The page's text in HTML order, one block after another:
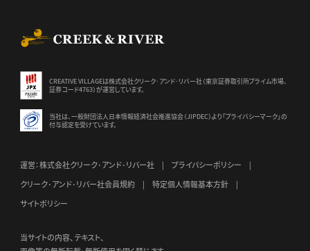
CREATIVE VILLAGEは株式会社クリーク･アンド･リバー社（東京証券取引所プライム市場、
証券コード4763）が運営しています。
当社は、一般財団法人日本情報経済社会推進協会（JIPDEC）より 「プライバシーマーク」の
付与認定を受けています。
運営：株式会社クリーク･アンド･リバー社
プライバシーポリシー
クリーク･アンド･リバー社会員規約
特定個人情報基本方針
サイトポリシー
当サイトの内容、テキスト、